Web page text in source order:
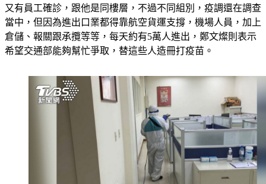
又有員工確診，跟他是同樓層，不過不同組別，疫調還在調查
當中，但因為進出口業都得靠航空貨運支撐，機場人員，加上
倉儲、報關跟承攬等等，每天約有5萬人進出，鄭文燦則表示
希望交通部能夠幫忙爭取，替這些人造冊打疫苗。